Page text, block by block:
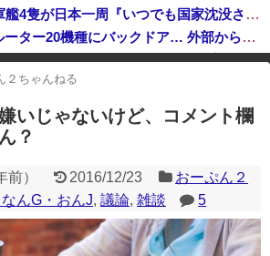
【速報】 中露の武装軍艦4隻が日本一周『いつでも国家沈没させられるぞ』
中国企業Zbtlink製のルーター20機種にバックドア… 外部から完全制御のおそれ
中国「台風接近！」台風13号「三峡直撃予測」中国「上流大洪水！（三峡上流」中国都市「8/5の映像（動画」三峡ダム「緊急放流（決壊危機」中国「下流大水害（震え声」→
れなくなったり、サイト全体のレイアウトが崩れ
２ちゃんねる
いじゃないけど、コメント欄
？
前） 2016/12/23
おーぷん２
んG・おんJ, 議論, 雑談 5